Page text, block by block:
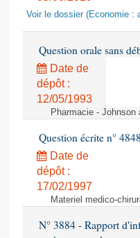
Voir le dossier (Economie :
Question orale sans
Date de
dépôt :
12/05/1993
Pharmacie -
Question écrite n°
Date de
dépôt :
17/02/1997
Materiel medico-
N° 3884 - Rapport